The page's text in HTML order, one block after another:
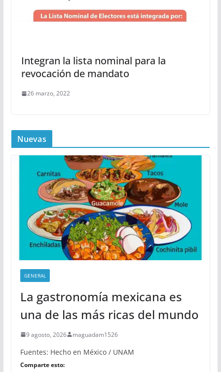
Integran la lista nominal para la
revocación de mandato
26 marzo, 2022
Nuevas
GENERAL
La gastronomía mexicana es
una de las más ricas del mundo
9 agosto, 2026 maguadam1526
Fuentes: Hecho en México / UNAM
Comparte esto: